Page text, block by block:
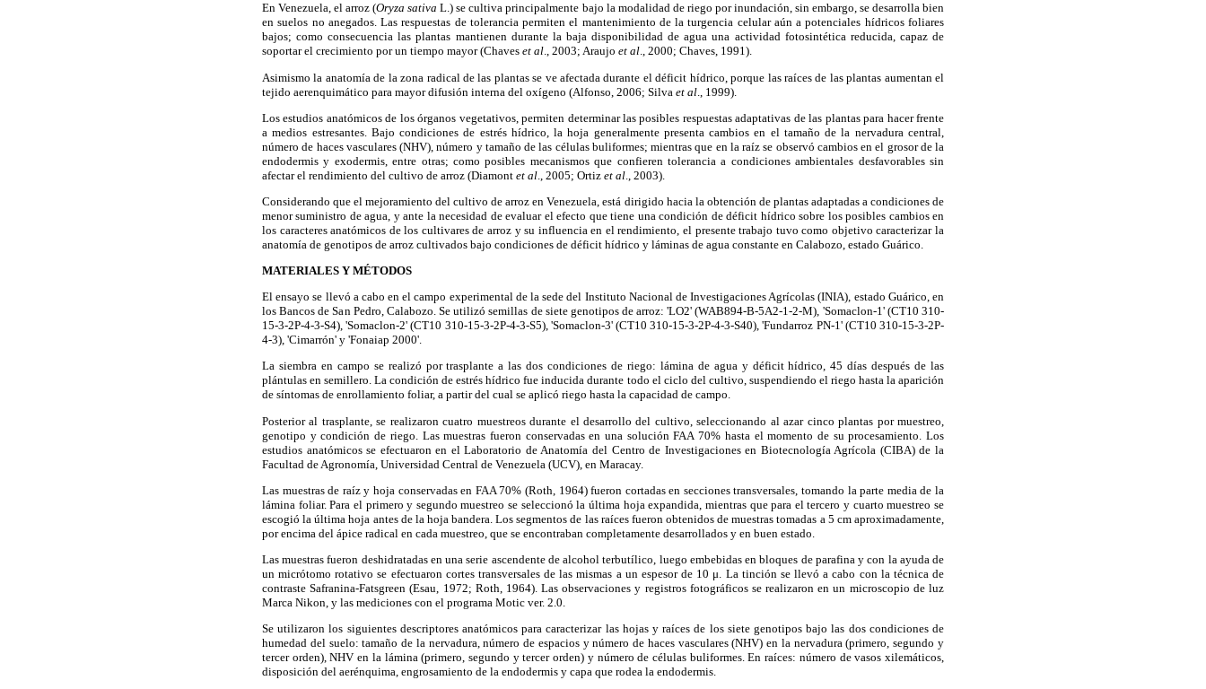
En Venezuela, el arroz (Oryza sativaL.) se cultiva principalmente bajo la modalidad de riego por inundación, sin embargo, se desarrolla bien
en suelos no anegados. Las respuestas de tolerancia permiten el mantenimiento de la turgencia celular aún a potenciales hídricos foliares
bajos; como consecuencia las plantas mantienen durante la baja disponibilidad de agua una actividad fotosintética reducida, capaz de
soportar el crecimiento por un tiempo mayor (Chaves et al., 2003; Araujo et al., 2000; Chaves, 1991).
Asimismo la anatomía de la zona radical de las plantas se ve afectada durante el déficit hídrico, porque las raíces de las plantas aumentan el
tejido aerenquimático para mayor difusión interna del oxígeno (Alfonso, 2006; Silva et al ., 1999).
Los estudios anatómicos de los órganos vegetativos, permiten determinar las posibles respuestas adaptativas de las plantas para hacer frente
a medios estresantes. Bajo condiciones de estrés hídrico, la hoja generalmente presenta cambios en el tamaño de la nervadura central,
número de haces vasculares (NHV), número y tamaño de las células buliformes; mientras que en la raíz se observó cambios en el grosor de la
endodermis y exodermis, entre otras; como posibles mecanismos que confieren tolerancia a condiciones ambientales desfavorables sin
afectar el rendimiento del cultivo de arroz (Diamont et al ., 2005; Ortiz et al ., 2003).
Considerando que el mejoramiento del cultivo de arroz en Venezuela, está dirigido hacia la obtención de plantas adaptadas a condiciones de
menor suministro de agua, y ante la necesidad de evaluar el efecto que tiene una condición de déficit hídrico sobre los posibles cambios en
los caracteres anatómicos de los cultivares de arroz y su influencia en el rendimiento, el presente trabajo tuvo como objetivo caracterizar la
anatomía de genotipos de arroz cultivados bajo condiciones de déficit hídrico y láminas de agua constante en Calabozo, estado Guárico.
MATERIALES Y MÉTODOS
El ensayo se llevó a cabo en el campo experimental de la sede del Instituto Nacional de Investigaciones Agrícolas (INIA), estado Guárico, en
los Bancos de San Pedro, Calabozo. Se utilizó semillas de siete genotipos de arroz: 'LO2' (WAB894-B-5A2-1-2-M), 'Somaclon-1' (CT10 310-
15-3-2P-4-3-S4), 'Somaclon-2' (CT10 310-15-3-2P-4-3-S5), 'Somaclon-3' (CT10 310-15-3-2P-4-3-S40), 'Fundarroz PN-1' (CT10 310-15-3-2P-
4-3), 'Cimarrón' y 'Fonaiap 2000'.
La siembra en campo se realizó por trasplante a las dos condiciones de riego: lámina de agua y déficit hídrico, 45 días después de las
plántulas en semillero. La condición de estrés hídrico fue inducida durante todo el ciclo del cultivo, suspendiendo el riego hasta la aparición
de síntomas de enrollamiento foliar, a partir del cual se aplicó riego hasta la capacidad de campo.
Posterior al trasplante, se realizaron cuatro muestreos durante el desarrollo del cultivo, seleccionando al azar cinco plantas por muestreo,
genotipo y condición de riego. Las muestras fueron conservadas en una solución FAA 70% hasta el momento de su procesamiento. Los
estudios anatómicos se efectuaron en el Laboratorio de Anatomía del Centro de Investigaciones en Biotecnología Agrícola (CIBA) de la
Facultad de Agronomía, Universidad Central de Venezuela (UCV), en Maracay.
Las muestras de raíz y hoja conservadas en FAA 70% (Roth, 1964) fueron cortadas en secciones transversales, tomando la parte media de la
lámina foliar. Para el primero y segundo muestreo se seleccionó la última hoja expandida, mientras que para el tercero y cuarto muestreo se
escogió la última hoja antes de la hoja bandera. Los segmentos de las raíces fueron obtenidos de muestras tomadas a 5 cm aproximadamente,
por encima del ápice radical en cada muestreo, que se encontraban completamente desarrollados y en buen estado.
Las muestras fueron deshidratadas en una serie ascendente de alcohol terbutílico, luego embebidas en bloques de parafina y con la ayuda de
un micrótomo rotativo se efectuaron cortes transversales de las mismas a un espesor de 10 μ. La tinción se llevó a cabo con la técnica de
contraste Safranina-Fatsgreen (Esau, 1972; Roth, 1964). Las observaciones y registros fotográficos se realizaron en un microscopio de luz
Marca Nikon, y las mediciones con el programa Motic ver. 2.0.
Se utilizaron los siguientes descriptores anatómicos para caracterizar las hojas y raíces de los siete genotipos bajo las dos condiciones de
humedad del suelo: tamaño de la nervadura, número de espacios y número de haces vasculares (NHV) en la nervadura (primero, segundo y
tercer orden), NHV en la lámina (primero, segundo y tercer orden) y número de células buliformes. En raíces: número de vasos xilemáticos,
disposición del aerénquima, engrosamiento de la endodermis y capa que rodea la endodermis.